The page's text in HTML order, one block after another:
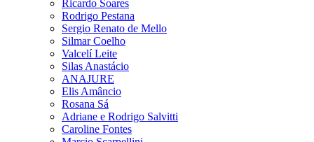
Ricardo Soares
Rodrigo Pestana
Sergio Renato de Mello
Silmar Coelho
Valcelí Leite
Silas Anastácio
ANAJURE
Elis Amâncio
Rosana Sá
Adriane e Rodrigo Salvitti
Caroline Fontes